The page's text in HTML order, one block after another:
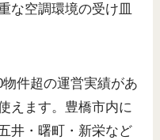
な空調環境の受け皿
件超の運営実績があ
えます。豊橋市内に
井・曙町・新栄など